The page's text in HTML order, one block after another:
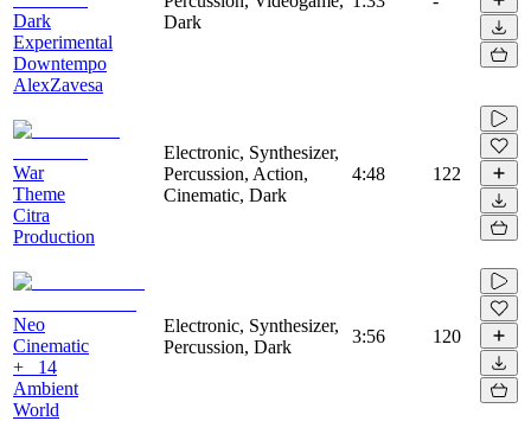
Dark
Experimental
Downtempo
AlexZavesa
Dark
War
Theme
Citra
Production
Electronic, Synthesizer,
Percussion, Action,
Cinematic, Dark
4:48 122
Neo
Cinematic
+ _14
Ambient
World
Electronic, Synthesizer,
Percussion, Dark
3:56 120